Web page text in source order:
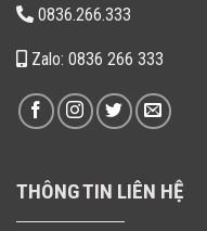
0836.266.333
Zalo: 0836 266 333
THÔNG TIN LIÊN HỆ